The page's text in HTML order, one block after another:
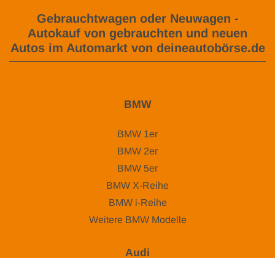
Gebrauchtwagen oder Neuwagen -
Autokauf von gebrauchten und neuen
Autos im Automarkt von deineautobörse.de
BMW
BMW 1er
BMW 2er
BMW 5er
BMW X-Reihe
BMW i-Reihe
Weitere BMW Modelle
Audi